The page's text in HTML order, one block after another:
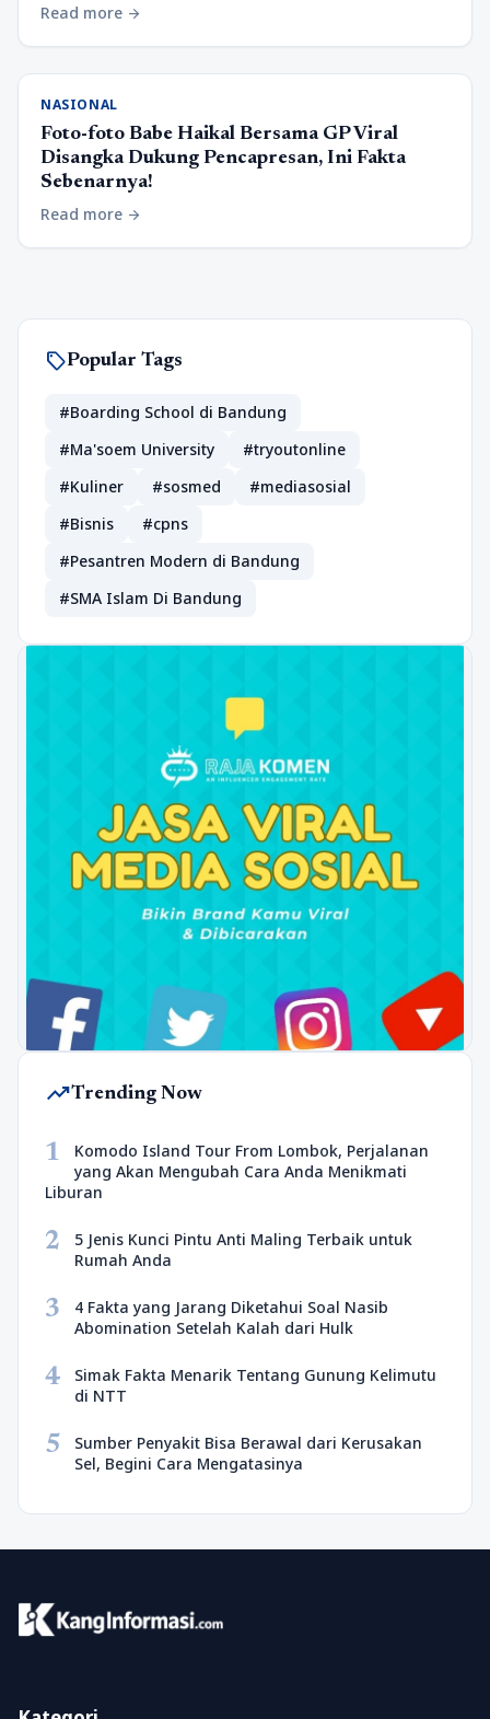
Read more arrow_forward
NASIONAL
Foto-foto Babe Haikal Bersama GP Viral
Disangka Dukung Pencapresan, Ini Fakta
Sebenarnya!
Read more arrow_forward
sellPopular Tags
#Boarding School di Bandung
#Ma'soem University
#tryoutonline
#Kuliner
#sosmed
#mediasosial
#Bisnis
#cpns
#Pesantren Modern di Bandung
#SMA Islam Di Bandung
trending_upTrending Now
1
Komodo Island Tour From Lombok, Perjalanan
yang Akan Mengubah Cara Anda Menikmati
Liburan
2
5 Jenis Kunci Pintu Anti Maling Terbaik untuk
Rumah Anda
3
4 Fakta yang Jarang Diketahui Soal Nasib
Abomination Setelah Kalah dari Hulk
4
Simak Fakta Menarik Tentang Gunung Kelimutu
di NTT
5
Sumber Penyakit Bisa Berawal dari Kerusakan
Sel, Begini Cara Mengatasinya